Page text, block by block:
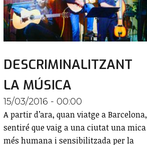
DESCRIMINALITZANT
LA MÚSICA
15/03/2016 - 00:00
A partir d’ara, quan viatge a Barcelona,
sentiré que vaig a una ciutat una mica
més humana i sensibilitzada per la